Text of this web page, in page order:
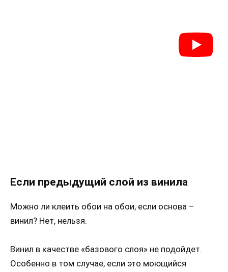
Если предыдущий слой из винила
Можно ли клеить обои на обои, если основа –
винил? Нет, нельзя.
Винил в качестве «базового слоя» не подойдет.
Особенно в том случае, если это моющийся